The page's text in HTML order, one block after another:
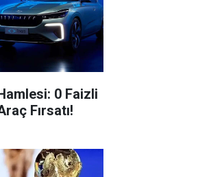
0 Faizli
Fırsatı!